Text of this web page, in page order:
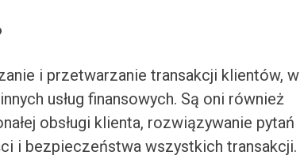
i przetwarzanie transakcji klientów, w
usług finansowych. Są oni również
obsługi klienta, rozwiązywanie pytań
i bezpieczeństwa wszystkich transakcji.